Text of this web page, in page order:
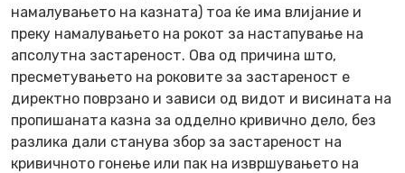
намалувањето на казната) тоа ќе има влијание и
преку намалувањето на рокот за настапување на
апсолутна застареност. Ова од причина што,
пресметувањето на роковите за застареност е
директно поврзано и зависи од видот и висината на
пропишаната казна за одделно кривично дело, без
разлика дали станува збор за застареност на
кривичното гонење или пак на извршувањето на